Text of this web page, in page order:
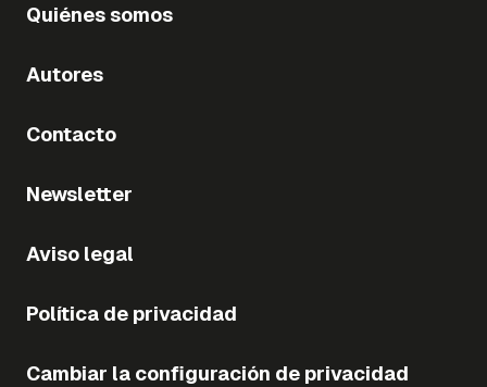
Quiénes somos
Autores
Contacto
Newsletter
Aviso legal
Política de privacidad
Cambiar la configuración de privacidad